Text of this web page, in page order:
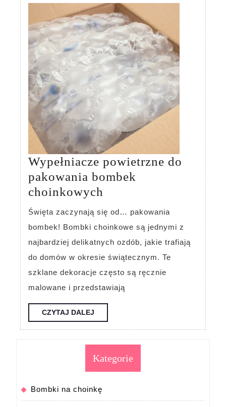
2025
Wypełniacze powietrzne do
pakowania bombek
choinkowych
powietrzne
do
pakowania
bombek
choinkowych
Święta zaczynają się od… pakowania
bombek! Bombki choinkowe są jednymi z
najbardziej delikatnych ozdób, jakie trafiają
do domów w okresie świątecznym. Te
szklane dekoracje często są ręcznie
malowane i przedstawiają
CZYTAJ DALEJ
DALEJ
Kategorie
Bombki na choinkę